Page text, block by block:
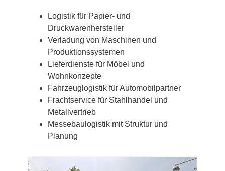
Logistik für Papier- und
Druckwarenhersteller
Verladung von Maschinen und
Produktionssystemen
Lieferdienste für Möbel und
Wohnkonzepte
Fahrzeuglogistik für Automobilpartner
Frachtservice für Stahlhandel und
Metallvertrieb
Messebaulogistik mit Struktur und
Planung